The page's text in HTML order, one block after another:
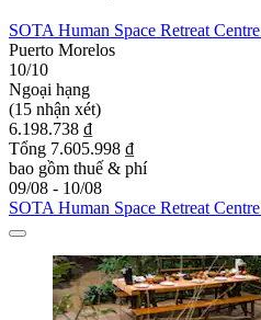
SOTA Human Space Retreat
Puerto Morelos
10/10
Ngoại hạng
(15 nhận xét)
6.198.738 ₫
Tổng 7.605.998 ₫
bao gồm thuế & phí
09/08 - 10/08
SOTA Human Space Retreat